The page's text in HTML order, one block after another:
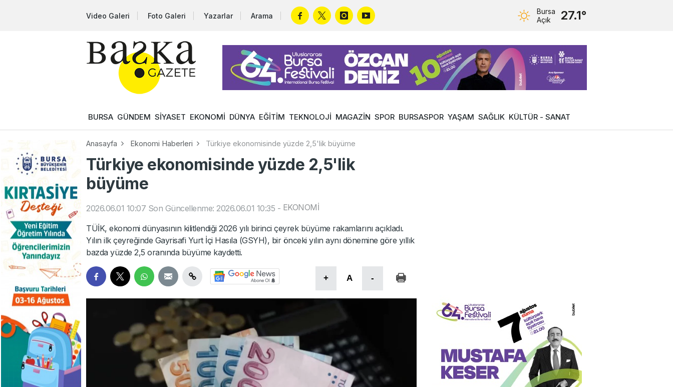
Video Galeri Foto Galeri Yazarlar Arama
Bursa
Açık
27.1°
BURSA GÜNDEM SİYASET EKONOMİ DÜNYA EĞİTİM TEKNOLOJİ MAGAZİN SPOR BURSASPOR YAŞAM SAĞLIK KÜLTÜR - SANAT
Anasayfa Ekonomi Haberleri Türkiye ekonomisinde yüzde 2,5'lik büyüme
Türkiye ekonomisinde yüzde 2,5'lik
büyüme
2026.06.01 10:07 Son Güncellenme: 2026.06.01 10:35 - EKONOMİ
TÜİK, ekonomi dünyasının kilitlendiği 2026 yılı birinci çeyrek büyüme rakamlarını açıkladı.
Yılın ilk çeyreğinde Gayrisafi Yurt İçi Hasıla (GSYH), bir önceki yılın aynı dönemine göre yıllık
bazda yüzde 2,5 oranında büyüme kaydetti.
+ A -